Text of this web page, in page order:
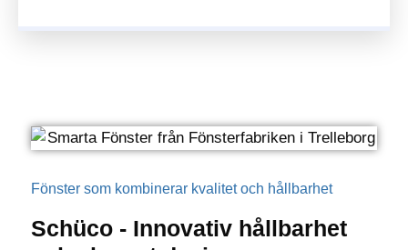
Fönster som kombinerar kvalitet och hållbarhet
Schüco - Innovativ hållbarhet